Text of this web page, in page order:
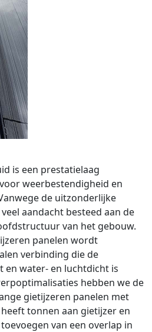
is een prestatielaag
weerbestendigheid en
de uitzonderlijke
aandacht besteed aan de
van het gebouw.
panelen wordt
verbinding die de
water- en luchtdicht is
hebben we de
gietijzeren panelen met
tonnen aan gietijzer en
van een overlap in